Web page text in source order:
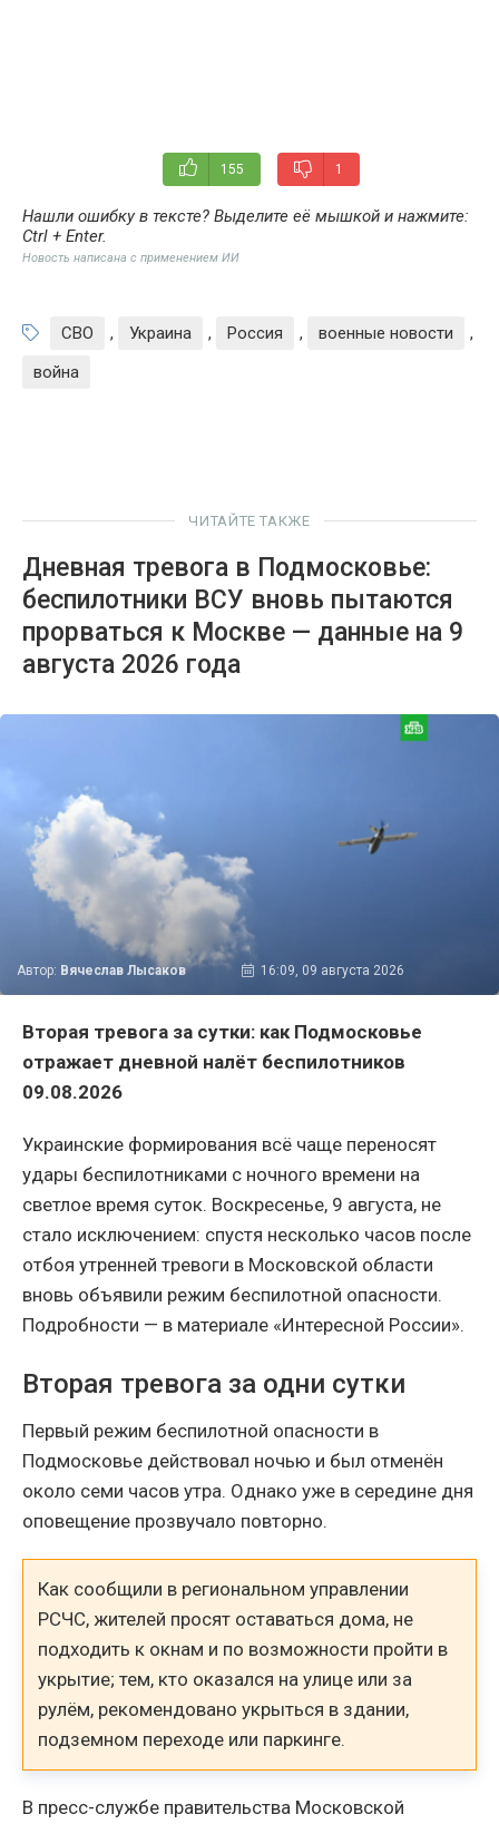
155 1
Нашли ошибку в тексте? Выделите её мышкой и нажмите:
Ctrl + Enter.
Новость написана с применением ИИ
СВО , Украина , Россия , военные новости
,
война
ЧИТАЙТЕ ТАКЖЕ
Дневная тревога в Подмосковье:
беспилотники ВСУ вновь пытаются
прорваться к Москве — данные на 9
августа 2026 года
Автор: Вячеслав Лысаков 16:09, 09 августа 2026
Вторая тревога за сутки: как Подмосковье
отражает дневной налёт беспилотников
09.08.2026
Украинские формирования всё чаще переносят
удары беспилотниками с ночного времени на
светлое время суток. Воскресенье, 9 августа, не
стало исключением: спустя несколько часов после
отбоя утренней тревоги в Московской области
вновь объявили режим беспилотной опасности.
Подробности — в материале «Интересной России».
Вторая тревога за одни сутки
Первый режим беспилотной опасности в
Подмосковье действовал ночью и был отменён
около семи часов утра. Однако уже в середине дня
оповещение прозвучало повторно.
Как сообщили в региональном управлении
РСЧС, жителей просят оставаться дома, не
подходить к окнам и по возможности пройти в
укрытие; тем, кто оказался на улице или за
рулём, рекомендовано укрыться в здании,
подземном переходе или паркинге.
В пресс-службе правительства Московской